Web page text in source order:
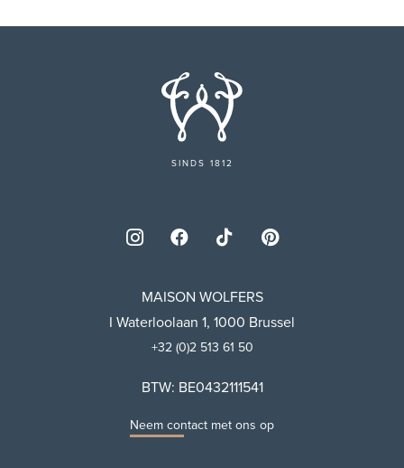
SINDS 1812
MAISON WOLFERS
I Waterloolaan 1, 1000 Brussel
+32 (0)2 513 61 50
BTW: BE0432111541
Neem contact met ons op